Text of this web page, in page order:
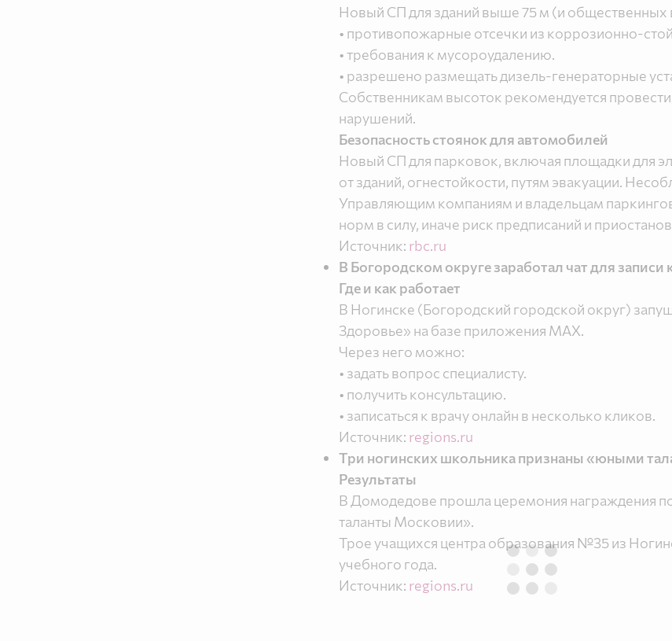
Новый СП для зданий выше 75 м (и
• противопожарные отсечки из коррозионно-
• требования к мусороудалению.
• разрешено размещать дизель-генераторные
Собственникам высоток рекомендуется провести
нарушений.
Безопасность стоянок для автомобилей
Новый СП для парковок, включая площадки для
от зданий, огнестойкости, путям эвакуации.
Управляющим компаниям и владельцам
норм в силу, иначе риск предписаний и
Источник: rbc.ru
В Богородском округе заработал чат для записи
Где и как работает
В Ногинске (Богородский городской округ)
Здоровье» на базе приложения MAX.
Через него можно:
• задать вопрос специалисту.
• получить консультацию.
• записаться к врачу онлайн в несколько кликов.
Источник: regions.ru
Три ногинских школьника признаны «юными
Результаты
В Домодедове прошла церемония награждения
таланты Московии».
Трое учащихся центра образования №35 из
учебного года.
Источник: regions.ru